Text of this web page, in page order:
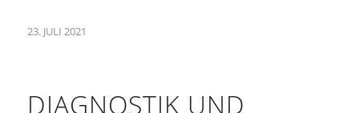
23. JULI 2021
DIAGNOSTIK UND